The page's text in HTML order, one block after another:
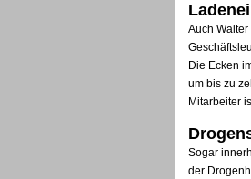
Auch
Die Ecken
um bis zu
Mitarbeiter
Sogar
der